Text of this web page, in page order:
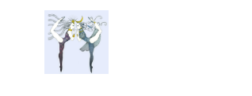
Muse
【GLITTER
2023